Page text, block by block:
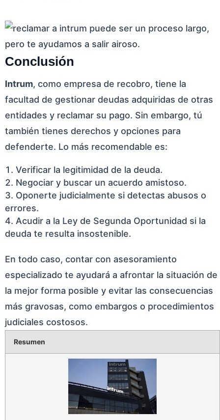
Conclusión
Intrum, como empresa de recobro, tiene la
facultad de gestionar deudas adquiridas de otras
entidades y reclamar su pago. Sin embargo, tú
también tienes derechos y opciones para
defenderte. Lo más recomendable es:
Verificar la legitimidad de la deuda.
Negociar y buscar un acuerdo amistoso.
Oponerte judicialmente si detectas abusos o
errores.
Acudir a la Ley de Segunda Oportunidad si la
deuda te resulta insostenible.
En todo caso, contar con asesoramiento
especializado te ayudará a afrontar la situación de
la mejor forma posible y evitar las consecuencias
más gravosas, como embargos o procedimientos
judiciales costosos.
Resumen